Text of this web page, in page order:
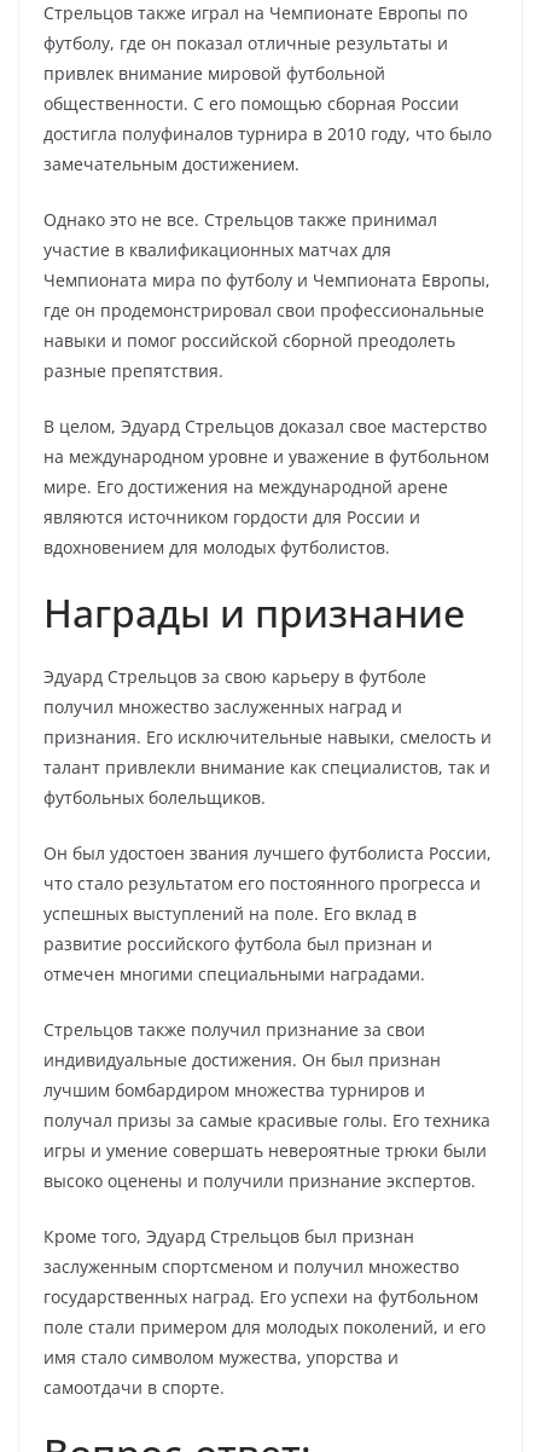
Стрельцов также играл на Чемпионате Европы по
футболу, где он показал отличные результаты и
привлек внимание мировой футбольной
общественности. С его помощью сборная России
достигла полуфиналов турнира в 2010 году, что было
замечательным достижением.
Однако это не все. Стрельцов также принимал
участие в квалификационных матчах для
Чемпионата мира по футболу и Чемпионата Европы,
где он продемонстрировал свои профессиональные
навыки и помог российской сборной преодолеть
разные препятствия.
В целом, Эдуард Стрельцов доказал свое мастерство
на международном уровне и уважение в футбольном
мире. Его достижения на международной арене
являются источником гордости для России и
вдохновением для молодых футболистов.
Награды и признание
Эдуард Стрельцов за свою карьеру в футболе
получил множество заслуженных наград и
признания. Его исключительные навыки, смелость и
талант привлекли внимание как специалистов, так и
футбольных болельщиков.
Он был удостоен звания лучшего футболиста России,
что стало результатом его постоянного прогресса и
успешных выступлений на поле. Его вклад в
развитие российского футбола был признан и
отмечен многими специальными наградами.
Стрельцов также получил признание за свои
индивидуальные достижения. Он был признан
лучшим бомбардиром множества турниров и
получал призы за самые красивые голы. Его техника
игры и умение совершать невероятные трюки были
высоко оценены и получили признание экспертов.
Кроме того, Эдуард Стрельцов был признан
заслуженным спортсменом и получил множество
государственных наград. Его успехи на футбольном
поле стали примером для молодых поколений, и его
имя стало символом мужества, упорства и
самоотдачи в спорте.